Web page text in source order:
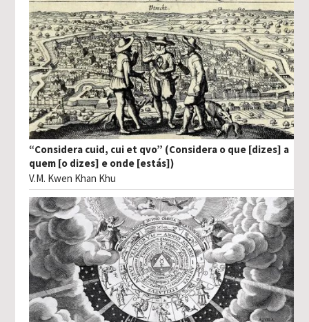
“Considera cuid, cui et qvo” (Considera o que [dizes] a
quem [o dizes] e onde [estás])
V.M. Kwen Khan Khu